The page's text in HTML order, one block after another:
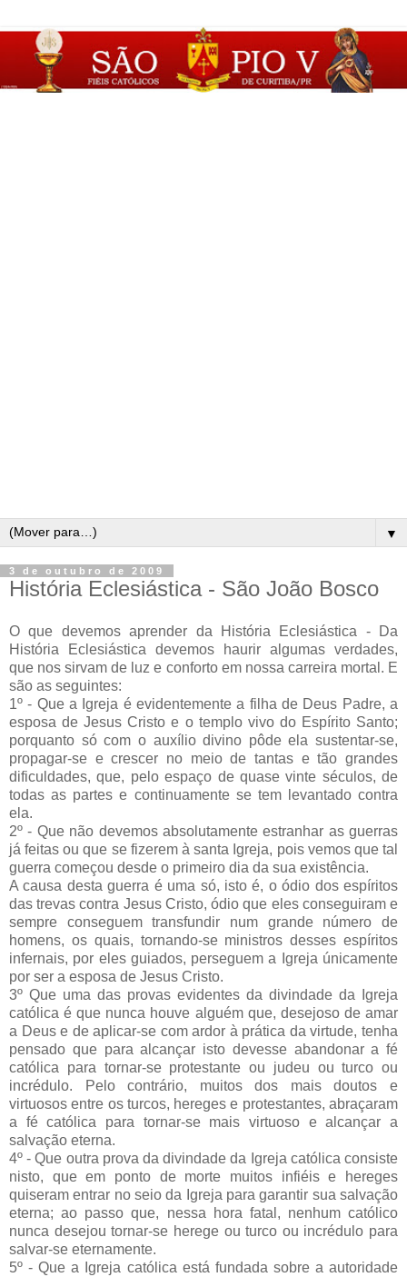
▼
3 de outubro de 2009
História Eclesiástica - São João Bosco
O que devemos aprender da História Eclesiástica - Da
História Eclesiástica devemos haurir algumas verdades,
que nos sirvam de luz e conforto em nossa carreira mortal. E
são as seguintes:
1º - Que a Igreja é evidentemente a filha de Deus Padre, a
esposa de Jesus Cristo e o templo vivo do Espírito Santo;
porquanto só com o auxílio divino pôde ela sustentar-se,
propagar-se e crescer no meio de tantas e tão grandes
dificuldades, que, pelo espaço de quase vinte séculos, de
todas as partes e continuamente se tem levantado contra
ela.
2º - Que não devemos absolutamente estranhar as guerras
já feitas ou que se fizerem à santa Igreja, pois vemos que tal
guerra começou desde o primeiro dia da sua existência.
A causa desta guerra é uma só, isto é, o ódio dos espíritos
das trevas contra Jesus Cristo, ódio que eles conseguiram e
sempre conseguem transfundir num grande número de
homens, os quais, tornando-se ministros desses espíritos
infernais, por eles guiados, perseguem a Igreja únicamente
por ser a esposa de Jesus Cristo.
3º Que uma das provas evidentes da divindade da Igreja
católica é que nunca houve alguém que, desejoso de amar
a Deus e de aplicar-se com ardor à prática da virtude, tenha
pensado que para alcançar isto devesse abandonar a fé
católica para tornar-se protestante ou judeu ou turco ou
incrédulo. Pelo contrário, muitos dos mais doutos e
virtuosos entre os turcos, hereges e protestantes, abraçaram
a fé católica para tornar-se mais virtuoso e alcançar a
salvação eterna.
4º - Que outra prova da divindade da Igreja católica consiste
nisto, que em ponto de morte muitos infiéis e hereges
quiseram entrar no seio da Igreja para garantir sua salvação
eterna; ao passo que, nessa hora fatal, nenhum católico
nunca desejou tornar-se herege ou turco ou incrédulo para
salvar-se eternamente.
5º - Que a Igreja católica está fundada sobre a autoridade